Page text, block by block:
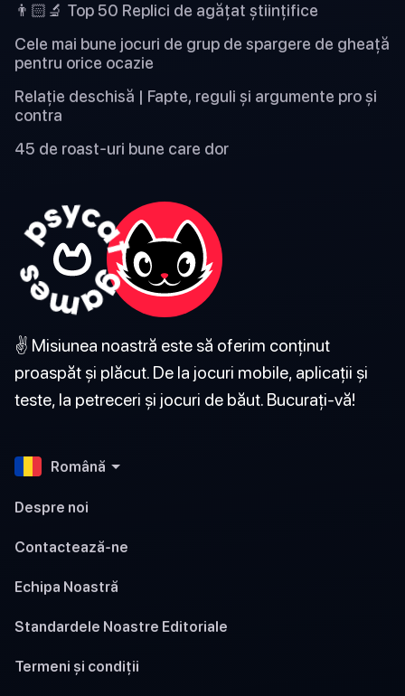
👨🏻‍🔬 Top 50 Replici de agățat științifice
Cele mai bune jocuri de grup de spargere de gheață
pentru orice ocazie
Relație deschisă | Fapte, reguli și argumente pro și
contra
45 de roast-uri bune care dor
✌️ Misiunea noastră este să oferim conținut
proaspăt și plăcut. De la jocuri mobile, aplicații și
teste, la petreceri și jocuri de băut. Bucurați-vă!
Română
Despre noi
Contactează-ne
Echipa Noastră
Standardele Noastre Editoriale
Termeni și condiții